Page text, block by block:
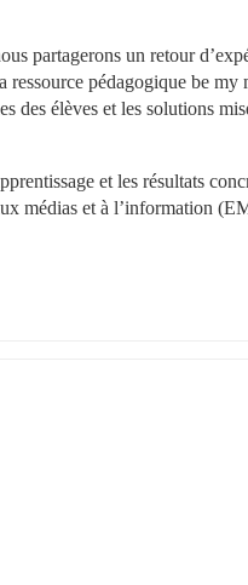
partagerons un retour
ressource pédagogique be my
des élèves et les solutions
et les résultats
médias et à l’information